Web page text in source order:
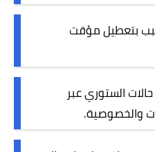
بتعطيل مؤقت
الستوري عبر
والخصوصية.